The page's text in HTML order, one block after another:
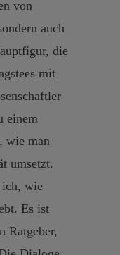
von
auch
die
mit
einem
wie man
umsetzt.
ich, wie
Es ist
Ratgeber,